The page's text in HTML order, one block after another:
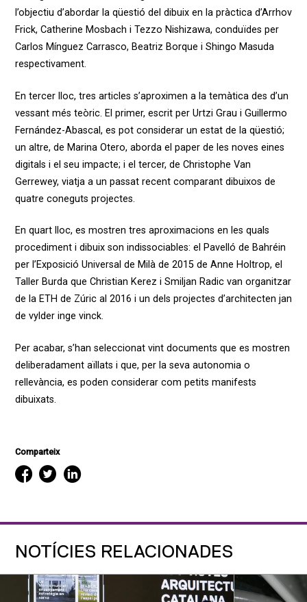
l’objec­tiu d’abordar la qüestió del dibuix en la pràcti­ca d’Arrhov
Frick, Catherine Mosbach i Tezzo Nishizawa, conduïdes per
Carlos Mínguez Carrasco, Beatriz Borque i Shingo Masuda
respectivament.
En tercer lloc, tres articles s’aproximen a la temàtica des d’un
vessant més teòric. El primer, escrit per Urtzi Grau i Guillermo
Fernández-Abas­cal, es pot considerar un estat de la qüestió;
un altre, de Marina Otero, aborda el paper de les noves eines
digitals i el seu impacte; i el tercer, de Christophe Van
Gerrewey, viatja a un passat recent comparant dibuixos de
quatre coneguts projectes.
En quart lloc, es mostren tres aproximacions en les quals
procediment i dibuix son indissociables: el Pavelló de Bahréin
per l’Exposició Univer­sal de Milà de 2015 de Anne Holtrop, el
Taller Burda que Christian Ke­rez i Smiljan Radic van organitzar
de la ETH de Zúric al 2016 i un dels projectes d’architecten jan
de vylder inge vinck.
Per acabar, s’han seleccionat vint documents que es mostren
deliberadament aïllats i que, per la seva autonomia o
rellevància, es poden considerar com petits manifests
dibuixats.
Comparteix
NOTÍCIES RELACIONADES